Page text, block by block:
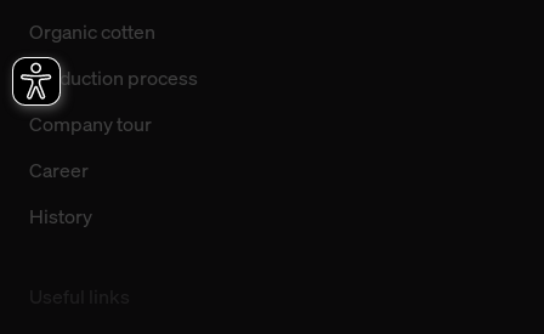
Organic cotten
Production process
Company tour
Career
History